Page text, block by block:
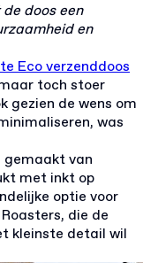
doos een
en
Eco verzenddoos
toch stoer
gezien de wens om
was
gemaakt van
met inkt op
optie voor
die de
kleinste detail wil